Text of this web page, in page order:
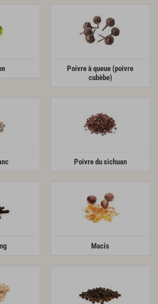
Poivre à queue (poivre
cubèbe)
Poivre du sichuan
Macis